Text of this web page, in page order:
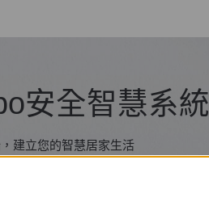
安全智慧系統
建立您的智慧居家生活